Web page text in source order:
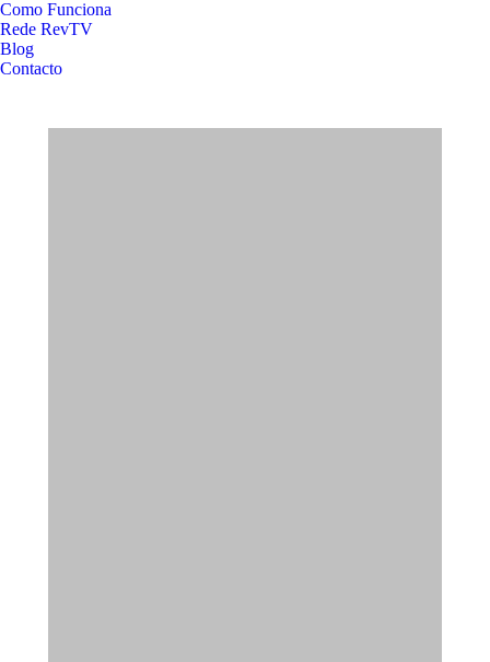
Como Funciona
Rede RevTV
Blog
Contacto